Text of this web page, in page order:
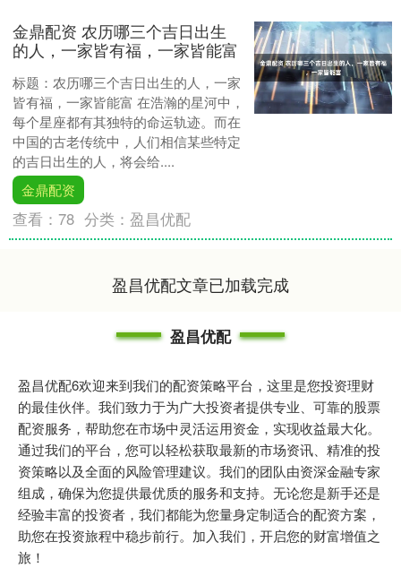
金鼎配资 农历哪三个吉日出生
的人，一家皆有福，一家皆能富
标题：农历哪三个吉日出生的人，一家
皆有福，一家皆能富 在浩瀚的星河中，
每个星座都有其独特的命运轨迹。而在
中国的古老传统中，人们相信某些特定
的吉日出生的人，将会给....
金鼎配资
查看：78 分类：盈昌优配
盈昌优配文章已加载完成
盈昌优配
盈昌优配6欢迎来到我们的配资策略平台，这里是您投资理财
的最佳伙伴。我们致力于为广大投资者提供专业、可靠的股票
配资服务，帮助您在市场中灵活运用资金，实现收益最大化。
通过我们的平台，您可以轻松获取最新的市场资讯、精准的投
资策略以及全面的风险管理建议。我们的团队由资深金融专家
组成，确保为您提供最优质的服务和支持。无论您是新手还是
经验丰富的投资者，我们都能为您量身定制适合的配资方案，
助您在投资旅程中稳步前行。加入我们，开启您的财富增值之
旅！